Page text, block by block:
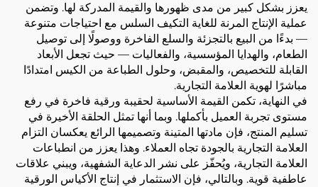
يعزز بشكل كبير من مدى ظهورها والقيمة المدركة لها. وتضمن
عملية الإنتاج المرنة للغاية التكيف السلس مع احتياجات متنوعة
— بدءًا من البيع بالتجزئة والسلع الفاخرة ووصولًا إلى توصيل
الطعام، والهدايا المؤسسية، والفعاليات — حيث تجعل الأبعاد
القابلة للتخصيص، والمقبض، وحلول الطباعة من الكيس امتدادًا
مباشرًا لهوية العلامة التجارية.
في النهاية، تكمن القيمة الأساسية لحقيبة ورقية فاخرة في رفع
مستوى تجربة العميل بأكملها. وبما أنها تمثل الحلقة الأخيرة في
تسليم المنتج، فإن مادتها المتينة وتصميمها الرائع يعكسان التزام
العلامة التجارية بالجودة تجاه العملاء. وهذا يعزز من انطباعات
العلامة التجارية، ويُحفّز على نشر الدعاية الشفهية، ويبني علاقات
عاطفية قوية. وبالتالي، فإن الاستثمار في إنتاج الأكياس الورقية